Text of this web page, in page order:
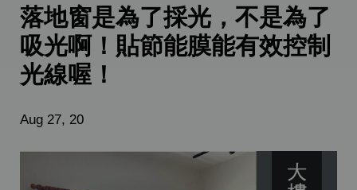
落地窗是為了採光，不是為了
吸光啊！貼節能膜能有效控制
光線喔！
Aug 27, 20